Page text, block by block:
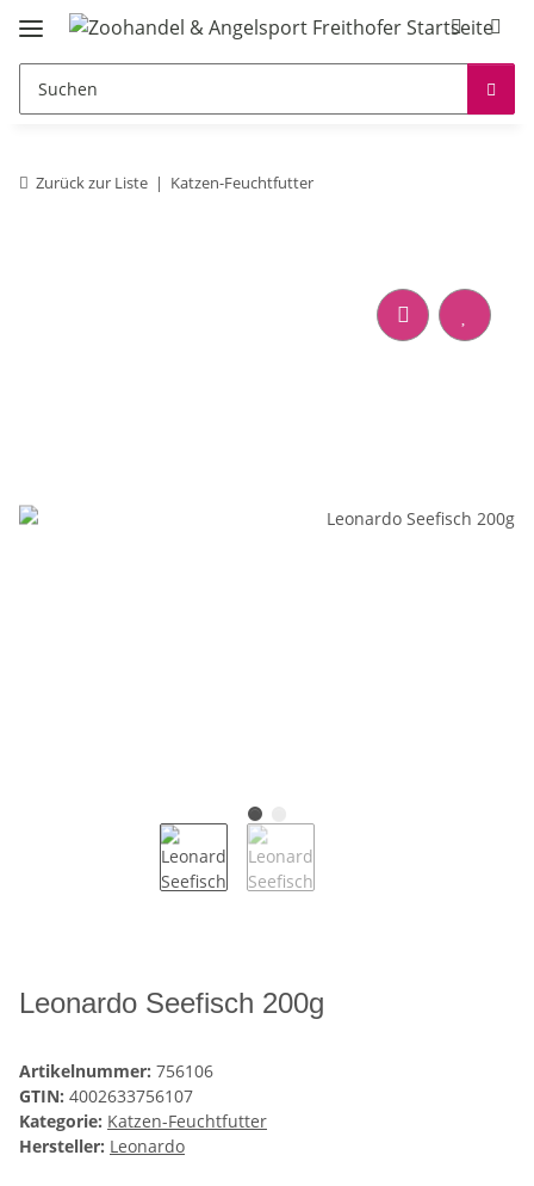
Zurück zur Liste Katzen-Feuchtfutter
Leonardo Seefisch 200g
Artikelnummer: 756106
GTIN: 4002633756107
Kategorie: Katzen-Feuchtfutter
Hersteller: Leonardo